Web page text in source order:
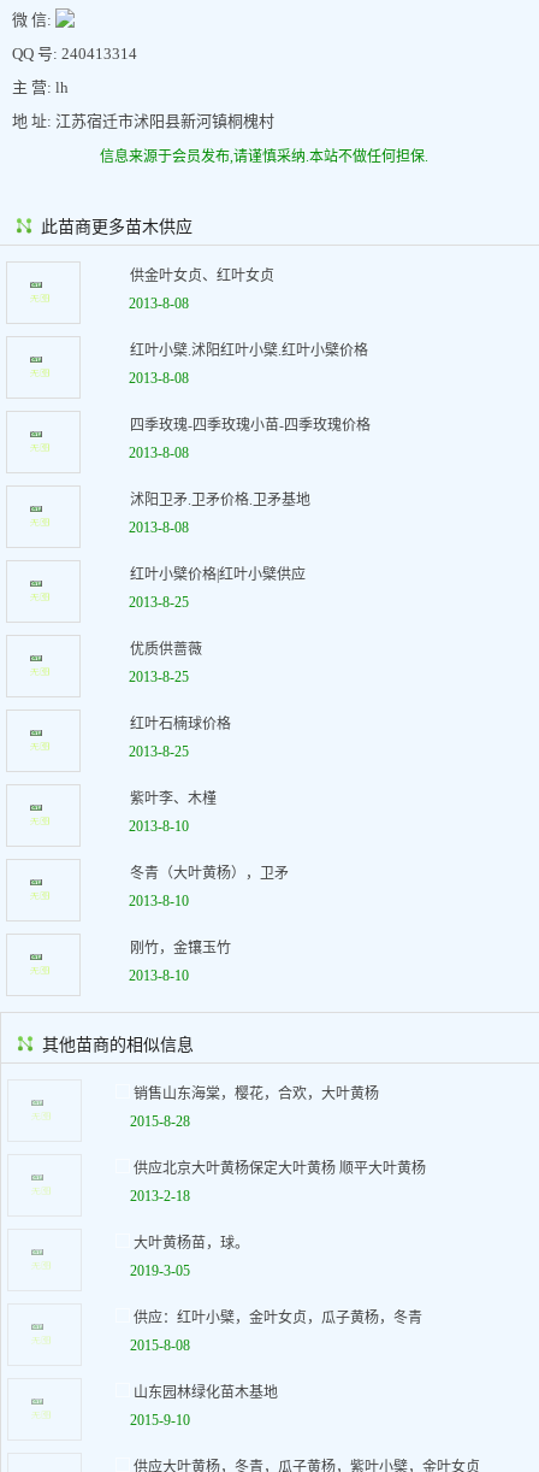
微 信:
QQ 号: 240413314
主 营: lh
地 址: 江苏宿迁市沭阳县新河镇桐槐村
信息来源于会员发布,请谨慎采纳.本站不做任何担保.
此苗商更多苗木供应
供金叶女贞、红叶女贞
2013-8-08
红叶小檗.沭阳红叶小檗.红叶小檗价格
2013-8-08
四季玫瑰-四季玫瑰小苗-四季玫瑰价格
2013-8-08
沭阳卫矛.卫矛价格.卫矛基地
2013-8-08
红叶小檗价格|红叶小檗供应
2013-8-25
优质供蔷薇
2013-8-25
红叶石楠球价格
2013-8-25
紫叶李、木槿
2013-8-10
冬青（大叶黄杨），卫矛
2013-8-10
刚竹，金镶玉竹
2013-8-10
其他苗商的相似信息
销售山东海棠，樱花，合欢，大叶黄杨
2015-8-28
供应北京大叶黄杨保定大叶黄杨 顺平大叶黄杨
2013-2-18
大叶黄杨苗，球。
2019-3-05
供应：红叶小檗，金叶女贞，瓜子黄杨，冬青
2015-8-08
山东园林绿化苗木基地
2015-9-10
供应大叶黄杨，冬青，瓜子黄杨，紫叶小檗，金叶女贞